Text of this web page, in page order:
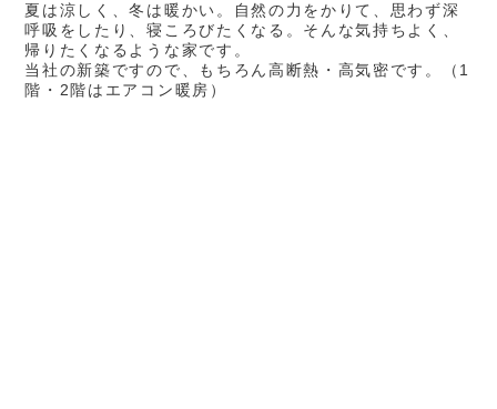
夏は涼しく、冬は暖かい。自然の力をかりて、思わず深
呼吸をしたり、寝ころびたくなる。そんな気持ちよく、
帰りたくなるような家です。
当社の新築ですので、もちろん高断熱・高気密です。（1
階・2階はエアコン暖房）